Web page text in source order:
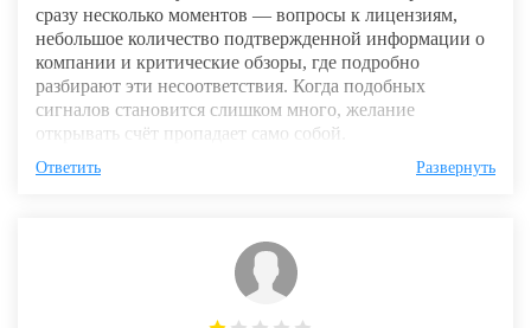
сразу несколько моментов — вопросы к лицензиям,
небольшое количество подтвержденной информации о
компании и критические обзоры, где подробно
разбирают эти несоответствия. Когда подобных
сигналов становится слишком много, желание
открывать счёт пропадает само собой.
Ответить Развернуть